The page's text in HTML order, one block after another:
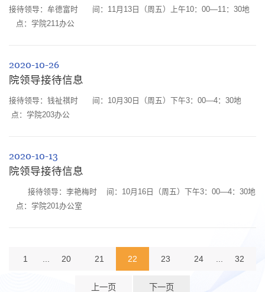
接待领导：牟德富时 间：11月13日（周五）上午10：00—11：30地
点：学院211办公
2020-10-26
院领导接待信息
接待领导：钱祉祺时 间：10月30日（周五）下午3：00—4：30地
点：学院203办公
2020-10-13
院领导接待信息
接待领导：李艳梅时 间：10月16日（周五）下午3：00—4：30地
点：学院201办公室
1 ... 20 21 22 23 24 ... 32
上一页 下一页